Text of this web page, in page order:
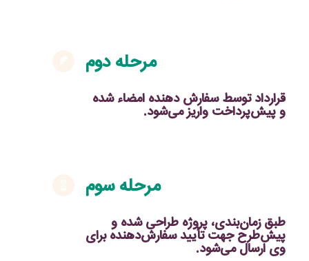
مرحله دوم
قرارداد توسط سفارش دهنده امضاء شده
و پیش‌پرداخت واریز می‌شود.
مرحله سوم
طبق زمان‌بندی، پروژه طراحی شده و
پیش‌طرح جهت تأیید سفارش‌دهنده برای
وی ارسال می‌شود.